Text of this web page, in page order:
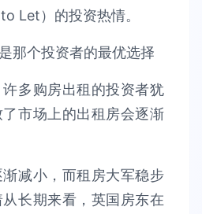
Let）的投资热情。
多购房出租的投资者犹
市场上的出租房会逐渐
减小，而租房大军稳步
从长期来看，英国房东在